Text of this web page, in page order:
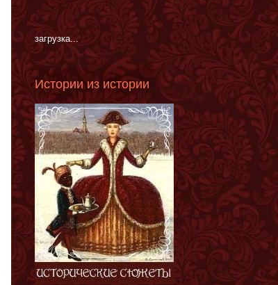
загрузка...
Истории из истории